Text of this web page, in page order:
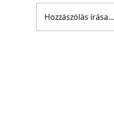
Hozzászólás írása...